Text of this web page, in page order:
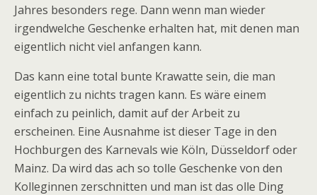
Jahres besonders rege. Dann wenn man wieder
irgendwelche Geschenke erhalten hat, mit denen man
eigentlich nicht viel anfangen kann.
Das kann eine total bunte Krawatte sein, die man
eigentlich zu nichts tragen kann. Es wäre einem
einfach zu peinlich, damit auf der Arbeit zu
erscheinen. Eine Ausnahme ist dieser Tage in den
Hochburgen des Karnevals wie Köln, Düsseldorf oder
Mainz. Da wird das ach so tolle Geschenke von den
Kolleginnen zerschnitten und man ist das olle Ding